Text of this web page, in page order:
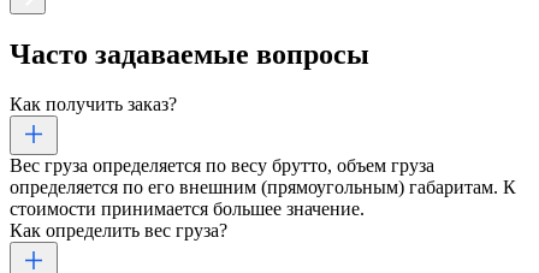
Часто задаваемые вопросы
Как получить заказ?
Вес груза определяется по весу брутто, объем груза
определяется по его внешним (прямоугольным) габаритам. К
стоимости принимается большее значение.
Как определить вес груза?